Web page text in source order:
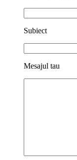
Subiect
Mesajul tau